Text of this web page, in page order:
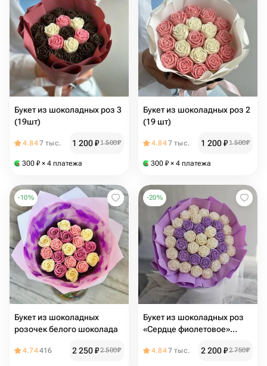
Букет из шоколадных роз 3
(19шт)
4.847 тыс. 1 200₽1 500₽
300 ₽ × 4 платежа
Букет из шоколадных роз 2
(19 шт)
4.847 тыс. 1 200₽1 500₽
300 ₽ × 4 платежа
-10%
Букет из шоколадных
розочек белого шоколада
4.74416 2 250₽2 500₽
-20%
Букет из шоколадных роз
«Сердце фиолетовое»
4.847 тыс. 2 200₽2 750₽